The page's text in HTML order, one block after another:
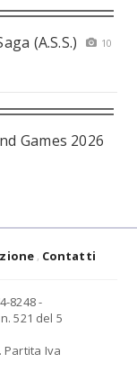
(A.S.S.)
10
Games 2026
Contatti
8248 -
521 del 5
. Partita Iva